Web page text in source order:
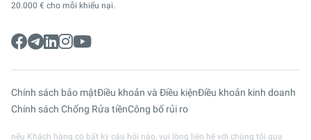
20.000 € cho mỗi khiếu nại.
Chính sách bảo mậtĐiều khoản và Điều kiệnĐiều khoản kinh doanh
Chính sách Chống Rửa tiềnCông bố rủi ro
nếu Khách hàng có bất kỳ câu hỏi nào, vui lòng liên hệ với chúng tôi qua